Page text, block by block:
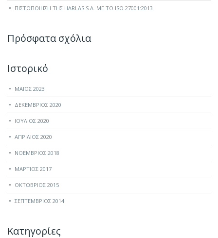
ΠΙΣΤΟΠΟΊΗΣΗ ΤΗΣ HARLAS S.A. ΜΕ ΤΟ ISO 27001:2013
Πρόσφατα σχόλια
Ιστορικό
ΜΆΙΟΣ 2023
ΔΕΚΈΜΒΡΙΟΣ 2020
ΙΟΎΛΙΟΣ 2020
ΑΠΡΊΛΙΟΣ 2020
ΝΟΈΜΒΡΙΟΣ 2018
ΜΆΡΤΙΟΣ 2017
ΟΚΤΏΒΡΙΟΣ 2015
ΣΕΠΤΈΜΒΡΙΟΣ 2014
Kατηγορίες